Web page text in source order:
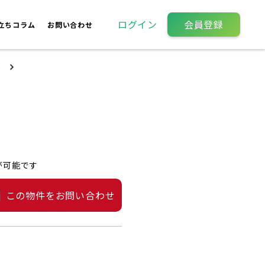
ちコラム お問い合わせ ログイン 会員登録
能です
この物件をお問い合わせ